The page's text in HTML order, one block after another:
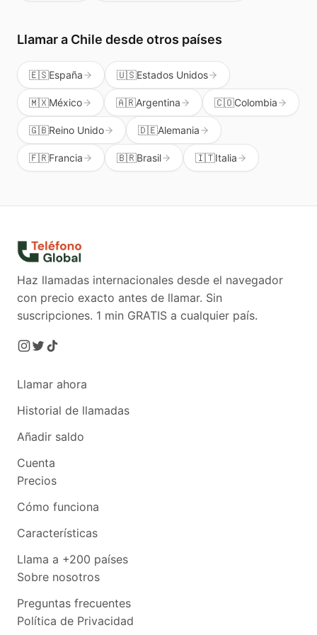
Llamar a Chile desde otros países
🇪🇸España 🇺🇸Estados Unidos
🇲🇽México 🇦🇷Argentina 🇨🇴Colombia
🇬🇧Reino Unido 🇩🇪Alemania
🇫🇷Francia 🇧🇷Brasil 🇮🇹Italia
Haz llamadas internacionales desde el navegador
con precio exacto antes de llamar. Sin
suscripciones. 1 min GRATIS a cualquier país.
Llamar ahora
Historial de llamadas
Añadir saldo
Cuenta
Precios
Cómo funciona
Características
Llama a +200 países
Sobre nosotros
Preguntas frecuentes
Política de Privacidad